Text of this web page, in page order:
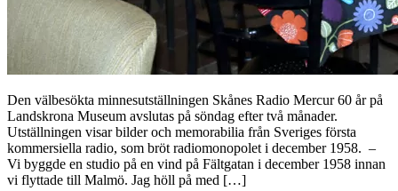
Den välbesökta minnesutställningen Skånes Radio Mercur 60 år på
Landskrona Museum avslutas på söndag efter två månader.
Utställningen visar bilder och memorabilia från Sveriges första
kommersiella radio, som bröt radiomonopolet i december 1958. –
Vi byggde en studio på en vind på Fältgatan i december 1958 innan
vi flyttade till Malmö. Jag höll på med […]